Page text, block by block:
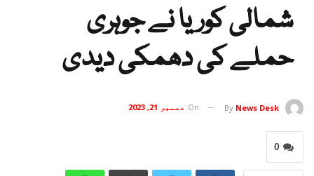
شمالی کوریا نے جوہری
حملے کی دھمکی دیدی
By News Desk
On دسمبر 21, 2023
0